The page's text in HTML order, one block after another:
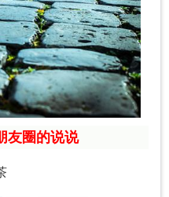
友圈的说说